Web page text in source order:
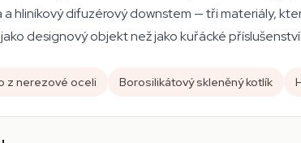
hliníkový difuzérový downstem — tři materiály,
designový objekt než jako kuřácké příslušenství.
z nerezové oceli Borosilikátový skleněný kotlík